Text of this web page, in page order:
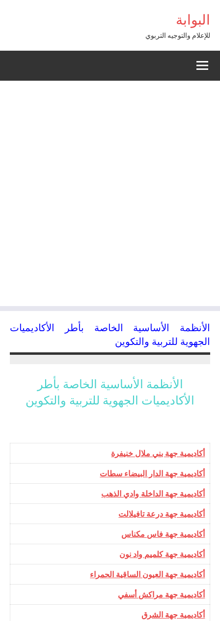
contenu
البوابة
للإعلام والتوجيه التربوي
الأنظمة الأساسية الخاصة بأطر الأكاديميات
الجهوية للتربية والتكوين
الأنظمة الأساسية الخاصة بأطر
الأكاديميات الجهوية للتربية والتكوين
​أكاديمية جهة بني ملال خنيفرة
​​أكاديمية جهة الدار البيضاء سطات
​​أكاديمية جهة الداخلة وادي الذهب
​​أكاديمية جهة درعة تافيلالت
​​​أكاديمية جهة فاس مكناس
​​​أكاديمية جهة كلميم واد نون
​​​أكاديمية جهة العيون الساقية الحمراء
​​​أكاديمية جهة مراكش أسفي
​​​أكاديمية جهة الشرق